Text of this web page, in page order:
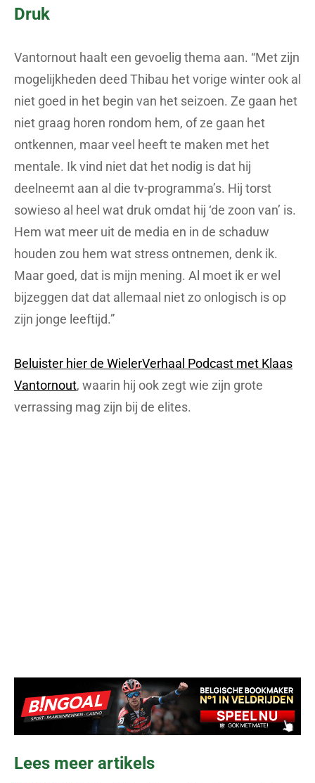
Druk
Vantornout haalt een gevoelig thema aan. “Met zijn
mogelijkheden deed Thibau het vorige winter ook al
niet goed in het begin van het seizoen. Ze gaan het
niet graag horen rondom hem, of ze gaan het
ontkennen, maar veel heeft te maken met het
mentale. Ik vind niet dat het nodig is dat hij
deelneemt aan al die tv-programma’s. Hij torst
sowieso al heel wat druk omdat hij ‘de zoon van’ is.
Hem wat meer uit de media en in de schaduw
houden zou hem wat stress ontnemen, denk ik.
Maar goed, dat is mijn mening. Al moet ik er wel
bijzeggen dat dat allemaal niet zo onlogisch is op
zijn jonge leeftijd.”
Beluister hier de WielerVerhaal Podcast met Klaas
Vantornout, waarin hij ook zegt wie zijn grote
verrassing mag zijn bij de elites.
Lees meer artikels